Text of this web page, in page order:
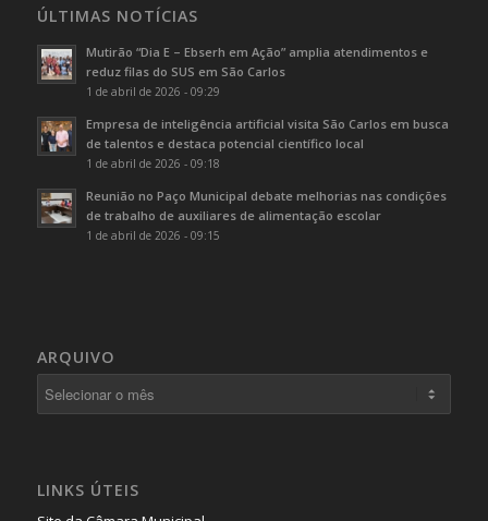
ÚLTIMAS NOTÍCIAS
Mutirão “Dia E – Ebserh em Ação” amplia atendimentos e
reduz filas do SUS em São Carlos
1 de abril de 2026 - 09:29
Empresa de inteligência artificial visita São Carlos em busca
de talentos e destaca potencial científico local
1 de abril de 2026 - 09:18
Reunião no Paço Municipal debate melhorias nas condições
de trabalho de auxiliares de alimentação escolar
1 de abril de 2026 - 09:15
ARQUIVO
LINKS ÚTEIS